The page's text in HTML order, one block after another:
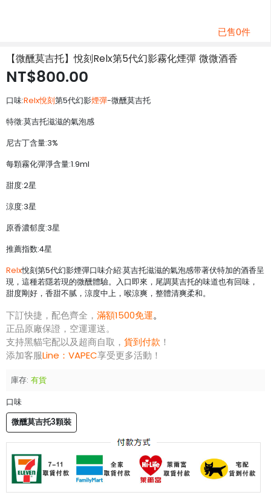
已售0件
【微醺莫吉托】悅刻Relx第5代幻影霧化煙彈 微微酒香
NT$800.00
口味:Relx悅刻第5代幻影煙彈-微醺莫吉托
特徵:莫吉托滋滋的氣泡感
尼古丁含量:3%
每顆霧化彈淨含量:1.9ml
甜度:2星
涼度:3星
原香濃郁度:3星
推薦指数:4星
Relx悅刻第5代幻影煙彈口味介紹:莫吉托滋滋的氣泡感带著伏特加的酒香呈
現，這種若隱若現的微醺體驗。入口即來，尾調莫吉托的味道也有回味，
甜度剛好，香甜不腻，涼度中上，喉涼爽，整體清爽柔和。
下訂快捷，配色齊全， 滿額1500免運。
正品原廠保證，空運運送。
支持黑貓宅配以及超商自取， 貨到付款 ！
添加客服Line： VAPEC享受更多活動！
庫存: 有貨
口味
微醺莫吉托3顆裝